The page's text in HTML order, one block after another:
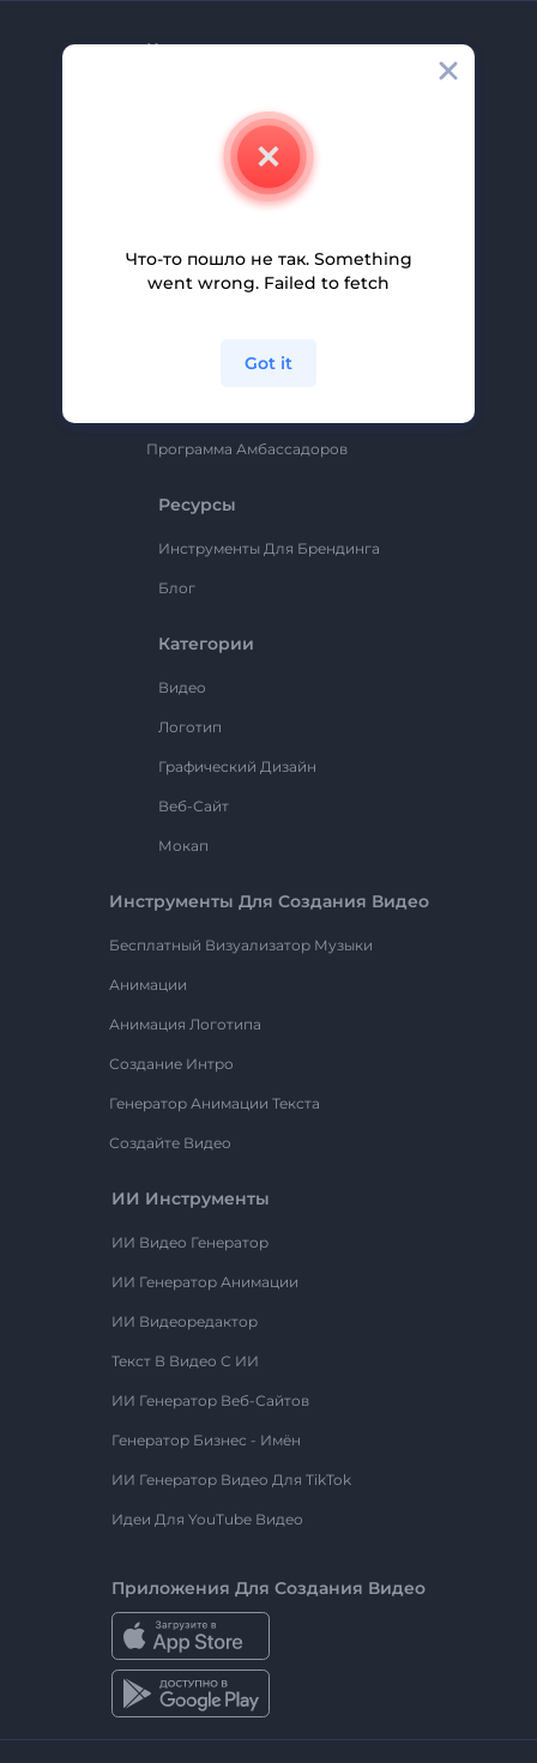
Компания
Свяжитесь С Нами
Помощь И Поддержка
Партнерская Программа
Политика Конфиденциальности
Программа Амбассадоров
Ресурсы
Инструменты Для Брендинга
Блог
Категории
Видео
Логотип
Графический Дизайн
Веб-Сайт
Мокап
Инструменты Для Создания Видео
Бесплатный Визуализатор Музыки
Анимации
Анимация Логотипа
Создание Интро
Генератор Анимации Текста
Создайте Видео
ИИ Инструменты
ИИ Видео Генератор
ИИ Генератор Анимации
ИИ Видеоредактор
Текст В Видео С ИИ
ИИ Генератор Веб-Сайтов
Генератор Бизнес - Имён
ИИ Генератор Видео Для TikTok
Идеи Для YouTube Видео
Приложения Для Создания Видео
Что-то пошло не так. Something
went wrong. Failed to fetch
Got it